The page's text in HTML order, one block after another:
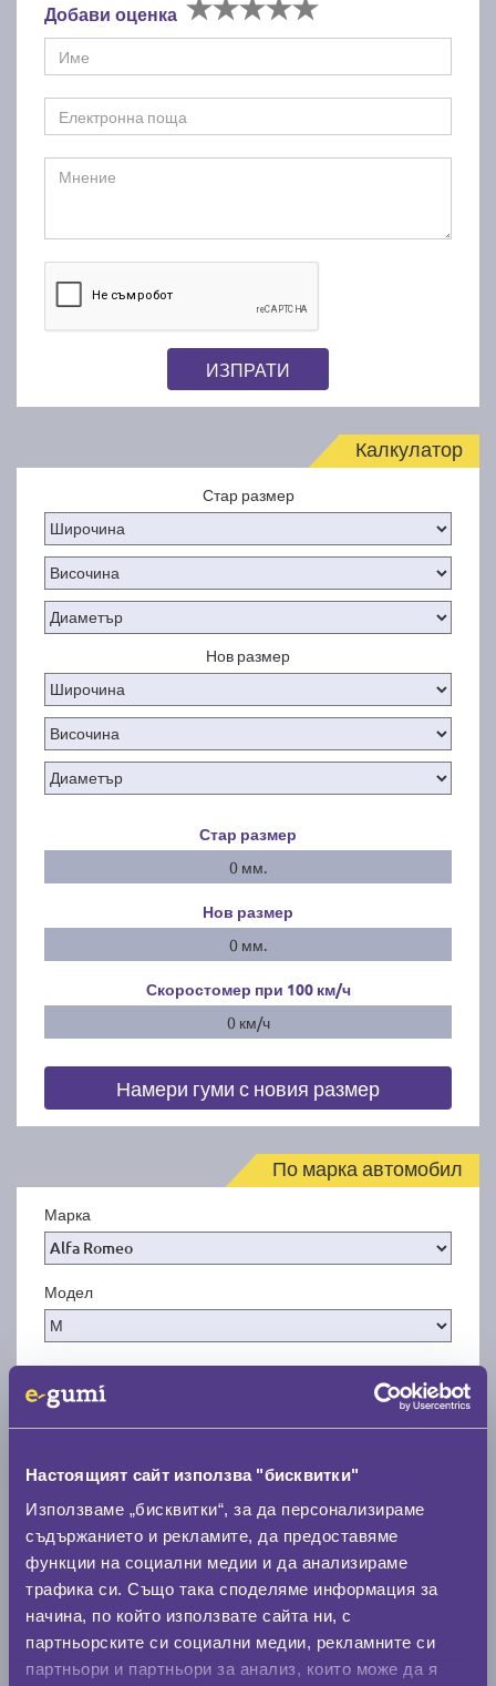
Настоящият сайт използва "бисквитки"
Използваме „бисквитки“, за да персонализираме
съдържанието и рекламите, да предоставяме
функции на социални медии и да анализираме
трафика си. Също така споделяме информация за
начина, по който използвате сайта ни, с
партньорските си социални медии, рекламните си
партньори и партньори за анализ, които може да я
Добави оценка
ИЗПРАТИ
Калкулатор
Стар размер
Нов размер
Стар размер
0 мм.
Нов размер
0 мм.
Скоростомер при 100 км/ч
0 км/ч
Намери гуми с новия размер
По марка автомобил
Марка
Модел